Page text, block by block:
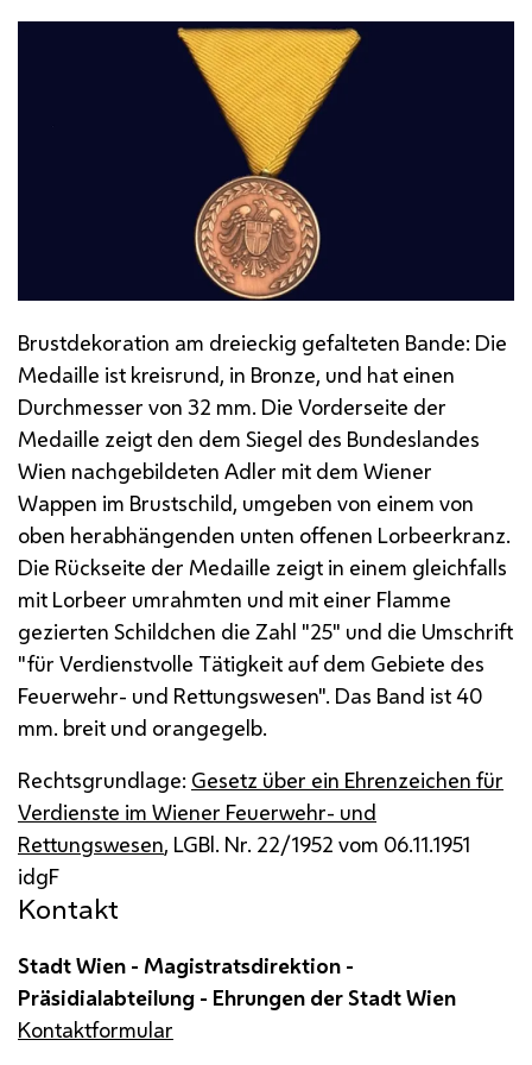
Brustdekoration am dreieckig gefalteten Bande: Die
Medaille ist kreisrund, in Bronze, und hat einen
Durchmesser von 32 mm. Die Vorderseite der
Medaille zeigt den dem Siegel des Bundeslandes
Wien nachgebildeten Adler mit dem Wiener
Wappen im Brustschild, umgeben von einem von
oben herabhängenden unten offenen Lorbeerkranz.
Die Rückseite der Medaille zeigt in einem gleichfalls
mit Lorbeer umrahmten und mit einer Flamme
gezierten Schildchen die Zahl "25" und die Umschrift
"für Verdienstvolle Tätigkeit auf dem Gebiete des
Feuerwehr- und Rettungswesen". Das Band ist 40
mm. breit und orangegelb.
Rechtsgrundlage: Gesetz über ein Ehrenzeichen für
Verdienste im Wiener Feuerwehr- und
Rettungswesen, LGBl. Nr. 22/1952 vom 06.11.1951
idgF
Kontakt
Stadt Wien - Magistratsdirektion -
Präsidialabteilung - Ehrungen der Stadt Wien
Kontaktformular